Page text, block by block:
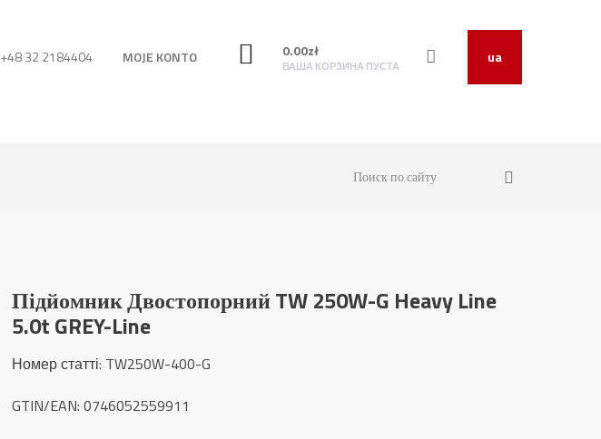
+48 32 2184404 MOJE KONTO ua
0.00zł
ВАША КОРЗИНА ПУСТА
Підйомник Двостопорний TW 250W-G Heavy Line
5.0t GREY-Line
Номер статті: TW250W-400-G
GTIN/EAN: 0746052559911